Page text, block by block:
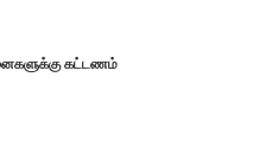
கட்டணம்